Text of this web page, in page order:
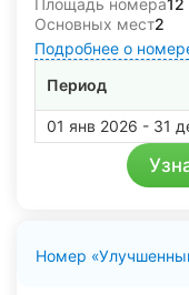
Площадь номера12
Основных мест2
Подробнее о
Период
01 янв 2026 - 31
Номер